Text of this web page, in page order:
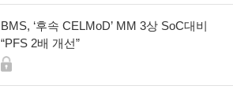
BMS, ‘후속 CELMoD’ MM 3상 SoC대비
“PFS 2배 개선”